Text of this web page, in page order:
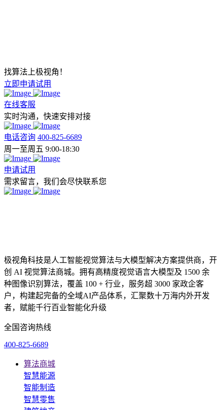
找算法上极视角！
立即申请试用
在线客服
实时沟通，快速安排对接
电话咨询 400-825-6689
周一至周五 9:00-18:30
申请试用
需求留言，我们会尽快联系您
极视角科技是人工智能视觉算法与大模型解决方案提供商，开
创 AI 视觉算法商城。拥有高精度视觉语言大模型及 1500 余
种图像识别算法，覆盖 100 + 行业，服务超 3000 家政企客
户，构建起完备的全域AI产品体系，汇聚数十万海内外开发
者，赋能千行百业智能化升级
全国咨询热线
400-825-6689
算法商城
智慧能源
智能制造
智慧零售